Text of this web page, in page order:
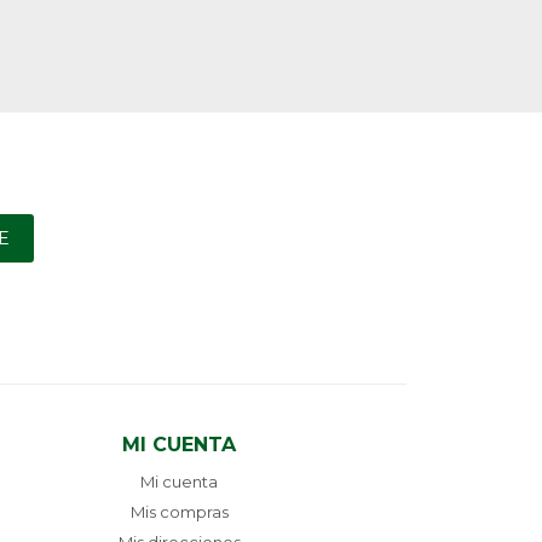
MI CUENTA
Mi cuenta
Mis compras